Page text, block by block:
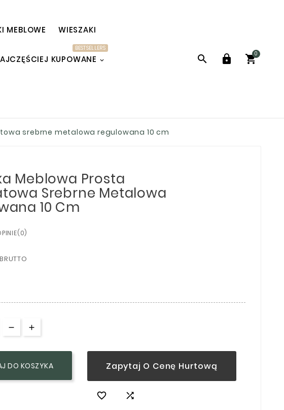
MEBLOWE WIESZAKI
KUPOWANE
BESTSELLERS
  
0
srebrne metalowa regulowana 10 cm
Meblowa Prosta
Srebrne Metalowa
10 Cm
BRUTTO
DO KOSZYKA Zapytaj O Cenę Hurtową
 